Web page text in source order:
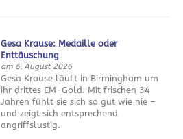
Gesa Krause: Medaille oder
Enttäuschung
am 6. August 2026
Gesa Krause läuft in Birmingham um
ihr drittes EM-Gold. Mit frischen 34
Jahren fühlt sie sich so gut wie nie –
und zeigt sich entsprechend
angriffslustig.